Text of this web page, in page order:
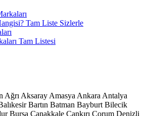
Tam Liste Sizlerle
Tam Listesi
Ağrı Aksaray Amasya Ankara Antalya
Bartın Batman Bayburt Bilecik
Bursa Çanakkale Çankırı Çorum Denizli